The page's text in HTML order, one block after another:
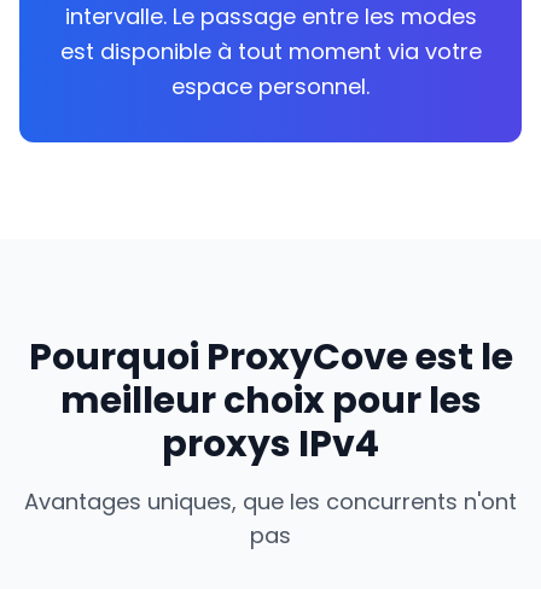
intervalle. Le passage entre les modes
est disponible à tout moment via votre
espace personnel.
Pourquoi ProxyCove est le
meilleur choix pour les
proxys IPv4
Avantages uniques, que les concurrents n'ont
pas